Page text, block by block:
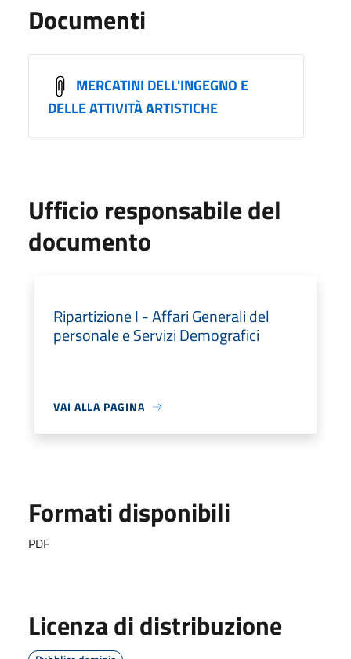
Documenti
MERCATINI DELL'INGEGNO E
DELLE ATTIVITÀ ARTISTICHE
Ufficio responsabile del
documento
Ripartizione I - Affari Generali del
personale e Servizi Demografici
VAI ALLA PAGINA
Formati disponibili
PDF
Licenza di distribuzione